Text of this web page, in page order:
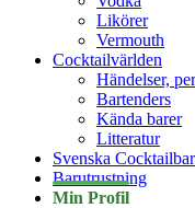
Likörer
Vermouth
Cocktailvärlden
Händelser,
Bartenders
Kända barer
Litteratur
Svenska
Barutrustning
Min Profil